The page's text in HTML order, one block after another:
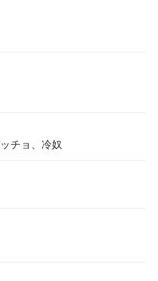
チョ、冷奴